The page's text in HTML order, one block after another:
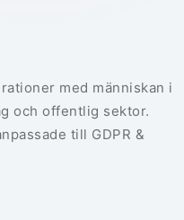
med människan i
och offentlig sektor.
till GDPR &